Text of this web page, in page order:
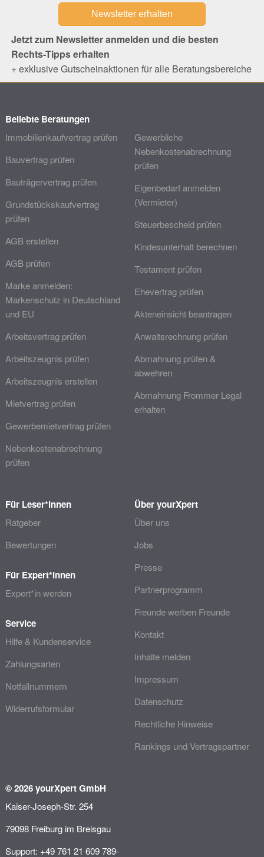
Jetzt zum Newsletter anmelden und die besten
Rechts-Tipps erhalten
+ exklusive Gutscheinaktionen für alle Beratungsbereiche
Beliebte Beratungen
Immobilienkaufvertrag prüfen
Bauvertrag prüfen
Bauträgervertrag prüfen
Grundstückskaufvertrag
prüfen
AGB erstellen
AGB prüfen
Marke anmelden:
Markenschutz in Deutschland
und EU
Arbeitsvertrag prüfen
Arbeitszeugnis prüfen
Arbeitszeugnis erstellen
Mietvertrag prüfen
Gewerbemietvertrag prüfen
Nebenkostenabrechnung
prüfen
Gewerbliche
Nebenkostenabrechnung
prüfen
Eigenbedarf anmelden
(Vermieter)
Steuerbescheid prüfen
Kindesunterhalt berechnen
Testament prüfen
Ehevertrag prüfen
Akteneinsicht beantragen
Anwaltsrechnung prüfen
Abmahnung prüfen &
abwehren
Abmahnung Frommer Legal
erhalten
Für Leser*innen
Ratgeber
Bewertungen
Für Expert*innen
Expert*in werden
Service
Hilfe & Kundenservice
Zahlungsarten
Notfallnummern
Widerrufsformular
Über yourXpert
Über uns
Jobs
Presse
Partnerprogramm
Freunde werben Freunde
Kontakt
Inhalte melden
Impressum
Datenschutz
Rechtliche Hinweise
Rankings und Vertragspartner
© 2026 yourXpert GmbH
Kaiser-Joseph-Str. 254
79098 Freiburg im Breisgau
Support: +49 761 21 609 789-